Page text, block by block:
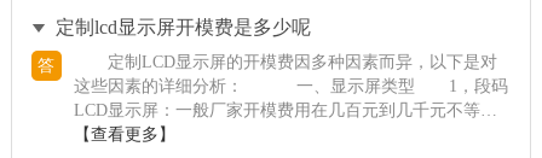
定制lcd显示屏开模费是多少呢
答
定制LCD显示屏的开模费因多种因素而异，以下是对
这些因素的详细分析： 一、显示屏类型 1，段码
LCD显示屏：一般厂家开模费用在几百元到几千元不等。
具体价格受材质、大...
【查看更多】